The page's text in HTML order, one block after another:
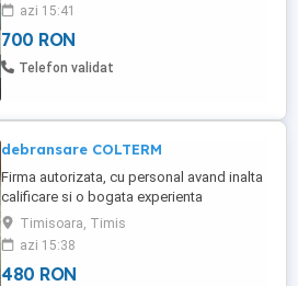
azi 15:41
700 RON
Telefon validat
debransare COLTERM
Firma autorizata, cu personal avand inalta
calificare si o bogata experienta
profesionala, intocmim proiecte pentru
debransare locuinte de la reteaua de
termoficare / COLTERM Timisoara.
Timisoara, Timis
azi 15:38
480 RON